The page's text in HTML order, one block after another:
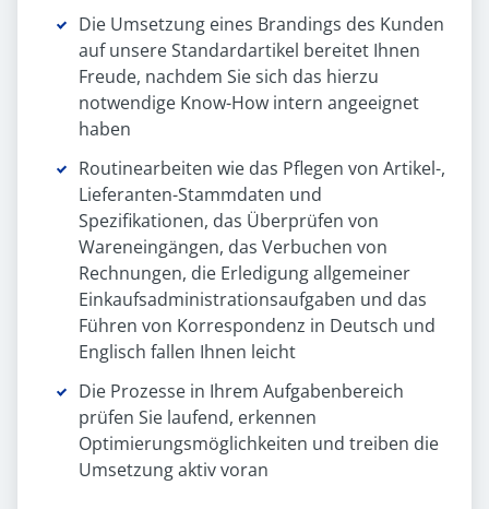
Die Umsetzung eines Brandings des Kunden
auf unsere Standardartikel bereitet Ihnen
Freude, nachdem Sie sich das hierzu
notwendige Know-How intern angeeignet
haben
Routinearbeiten wie das Pflegen von Artikel-,
Lieferanten-Stammdaten und
Spezifikationen, das Überprüfen von
Wareneingängen, das Verbuchen von
Rechnungen, die Erledigung allgemeiner
Einkaufsadministrationsaufgaben und das
Führen von Korrespondenz in Deutsch und
Englisch fallen Ihnen leicht
Die Prozesse in Ihrem Aufgabenbereich
prüfen Sie laufend, erkennen
Optimierungsmöglichkeiten und treiben die
Umsetzung aktiv voran